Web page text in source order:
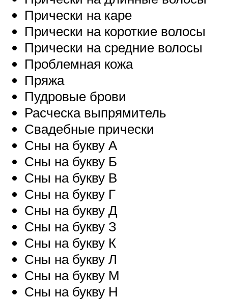
Прически на каре
Прически на короткие волосы
Прически на средние волосы
Проблемная кожа
Пряжа
Пудровые брови
Расческа выпрямитель
Свадебные прически
Сны на букву А
Сны на букву Б
Сны на букву В
Сны на букву Г
Сны на букву Д
Сны на букву З
Сны на букву К
Сны на букву Л
Сны на букву М
Сны на букву Н